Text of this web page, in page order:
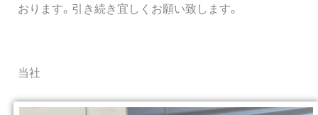
おります。引き続き宜しくお願い致します。
当社